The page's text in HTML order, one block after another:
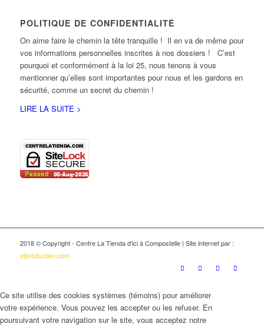
POLITIQUE DE CONFIDENTIALITÉ
On aime faire le chemin la tête tranquille ! Il en va de même pour
vos informations personnelles inscrites à nos dossiers ! C’est
pourquoi et conformément à la loi 25, nous tenons à vous
mentionner qu’elles sont importantes pour nous et les gardons en
sécurité, comme un secret du chemin !
LIRE LA SUITE >
2018 © Copyright - Centre La Tienda d'ici à Compostelle | Site internet par :
etproduction.com
Ce site utilise des cookies systèmes (témoins) pour améliorer
votre expérience. Vous pouvez les accepter ou les refuser. En
poursuivant votre navigation sur le site, vous acceptez notre